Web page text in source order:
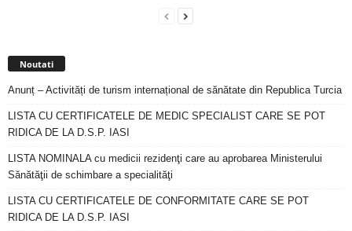
Noutati
Anunț – Activități de turism internațional de sănătate din Republica Turcia
LISTA CU CERTIFICATELE DE MEDIC SPECIALIST CARE SE POT
RIDICA DE LA D.S.P. IASI
LISTA NOMINALA cu medicii rezidenţi care au aprobarea Ministerului
Sănătăţii de schimbare a specialităţi
LISTA CU CERTIFICATELE DE CONFORMITATE CARE SE POT
RIDICA DE LA D.S.P. IASI